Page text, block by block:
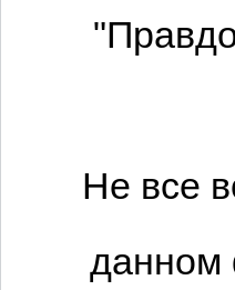
Не все
данном